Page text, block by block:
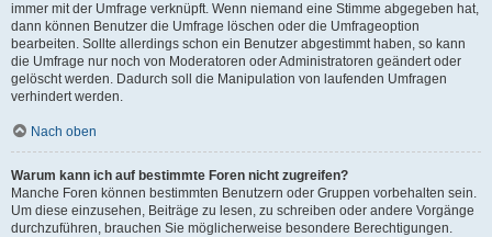
immer mit der Umfrage verknüpft. Wenn niemand eine Stimme abgegeben hat,
dann können Benutzer die Umfrage löschen oder die Umfrageoption
bearbeiten. Sollte allerdings schon ein Benutzer abgestimmt haben, so kann
die Umfrage nur noch von Moderatoren oder Administratoren geändert oder
gelöscht werden. Dadurch soll die Manipulation von laufenden Umfragen
verhindert werden.
Nach oben
Warum kann ich auf bestimmte Foren nicht zugreifen?
Manche Foren können bestimmten Benutzern oder Gruppen vorbehalten sein.
Um diese einzusehen, Beiträge zu lesen, zu schreiben oder andere Vorgänge
durchzuführen, brauchen Sie möglicherweise besondere Berechtigungen.